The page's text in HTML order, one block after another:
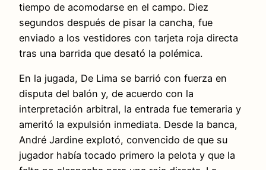
tiempo de acomodarse en el campo. Diez
segundos después de pisar la cancha, fue
enviado a los vestidores con tarjeta roja directa
tras una barrida que desató la polémica.
En la jugada, De Lima se barrió con fuerza en
disputa del balón y, de acuerdo con la
interpretación arbitral, la entrada fue temeraria y
ameritó la expulsión inmediata. Desde la banca,
André Jardine explotó, convencido de que su
jugador había tocado primero la pelota y que la